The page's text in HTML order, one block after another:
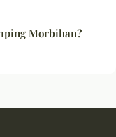
Morbihan?